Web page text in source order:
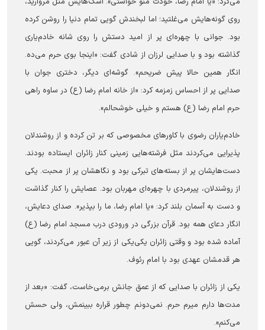
روی گونه‌هایش می‌غلتید؛ اما لبخندش گویی تمام دنیا را روشن کرده
بود. جوانی با چهره‌ای پر از امید دستش را روی شانه خادم‌یاری
گذاشته بود و با صدایی لرزان از شادی گفت: «اینجا بوی حرم می‌ده.
انگار همین حالا پیش ضریحم». گوشه‌ای دیگر، دختری جوان با
صدایی پر از احساس زمزمه کرد: «از خانه امام رضا (ع) در ساوه راهی
حرم امام رضا (ع) هستم و خیلی خوشحالم».
خادم‌یاران رضوی با کاورهای مخصوصی که بر تن کرده و از روشندلان
پذیرایی می‌کردند مثل فرشته‌هایی زمینی کنار زائران ایستاده بودند.
دست‌هایشان پر از بسته‌های تبرکی بود و نگاهشان پر از محبت. یکی
از روشندلان، پیرمردی با چهره‌ای مهربان بود. عصایش را کنار گذاشت
و دست به آسمان بلند کرد: «یا امام رضا، ما را بپذیر». صدای دعایش،
انگار دعای همه بود. قرآن بزرگی در ورودی درب مسجد امام رضا (ع)
آماده شده بود و وقتی زائران یکی‌یکی از زیر آن عبور می‌کردند، گویی
هر قدمشان عهدی بود با امام رئوف.
یکی از زائران با صدایی که از عمق جانش برمی‌خاست، گفت: «بعد از
مدت‌ها دارم میرم حرم. نمی‌دونم چطور قراره ببینمش، ولی حسش
می‌کنم».